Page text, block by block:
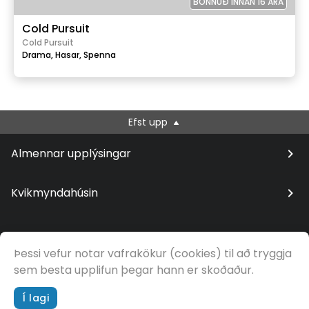
Cold Pursuit
Cold Pursuit
Drama,Hasar,Spenna
Efst upp
Almennar upplýsingar
Kvikmyndahúsin
© Samfilm
Þessi vefur notar vafrakökur (cookies) til að tryggja
sem besta upplifun þegar hann er skoðaður.
Í lagi